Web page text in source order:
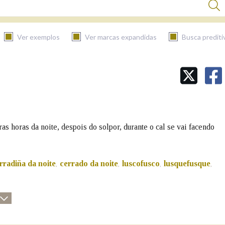
Ver exemplos Ver marcas expandidas Busca
horas da noite, despois do solpor, durante o cal se vai facendo
da noite, cerrado da noite, luscofusco, lusquefusque,